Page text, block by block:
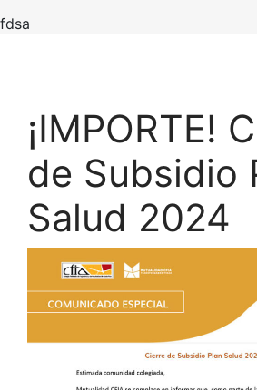
fdsa
¡IMPORTE!
de Subsidio
Salud 2024